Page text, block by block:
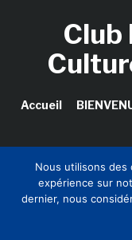
Club
Accueil
Copyright © 2026
Nous utilisons des
expérience sur
dernier, nous